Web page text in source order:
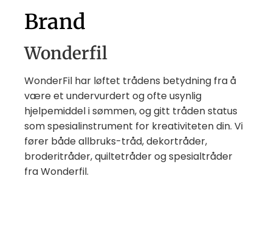
Brand
Wonderfil
WonderFil har løftet trådens betydning fra å
være et undervurdert og ofte usynlig
hjelpemiddel i sømmen, og gitt tråden status
som spesialinstrument for kreativiteten din. Vi
fører både allbruks-tråd, dekortråder,
broderitråder, quiltetråder og spesialtråder
fra Wonderfil.